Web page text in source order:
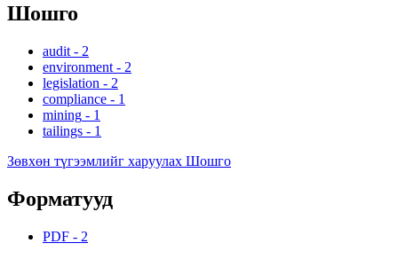
Шошго
audit - 2
environment - 2
legislation - 2
compliance - 1
mining - 1
tailings - 1
Зөвхөн түгээмлийг харуулах Шошго
Форматууд
PDF - 2